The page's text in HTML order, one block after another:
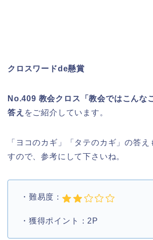
クロスワードde懸賞
No.409 教会クロス「教会ではこんな
答え をご紹介しています。
「ヨコのカギ」「タテのカギ」の答え
すので、参考にして下さいね。
・難易度：
・獲得ポイント：2P